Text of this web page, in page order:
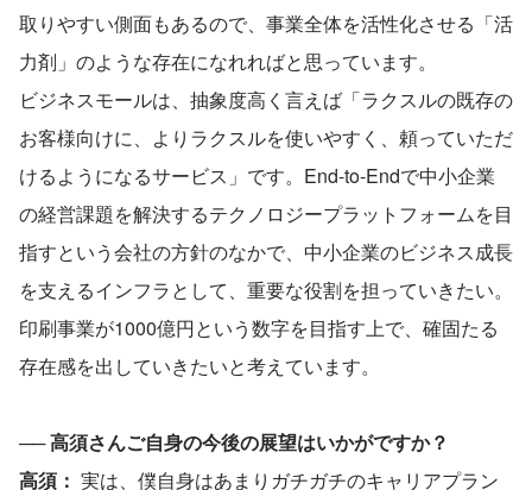
取りやすい側面もあるので、事業全体を活性化させる「活
力剤」のような存在になれればと思っています。
ビジネスモールは、抽象度高く言えば「ラクスルの既存の
お客様向けに、よりラクスルを使いやすく、頼っていただ
けるようになるサービス」です。End-to-Endで中小企業
の経営課題を解決するテクノロジープラットフォームを目
指すという会社の方針のなかで、中小企業のビジネス成長
を支えるインフラとして、重要な役割を担っていきたい。
印刷事業が1000億円という数字を目指す上で、確固たる
存在感を出していきたいと考えています。
── 高須さんご自身の今後の展望はいかがですか？
高須： 実は、僕自身はあまりガチガチのキャリアプラン